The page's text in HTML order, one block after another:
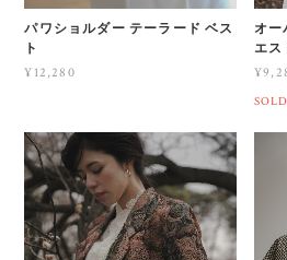
パワショルダー テーラード ベス
ト
¥12,280
オー
エス